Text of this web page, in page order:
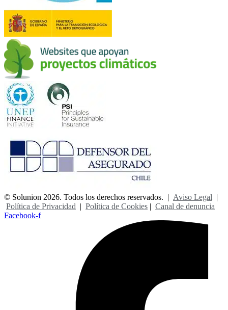
© Solunion 2026. Todos los derechos reservados. | Aviso Legal |
Política de Privacidad | Política de Cookies | Canal de denuncia
Facebook-f